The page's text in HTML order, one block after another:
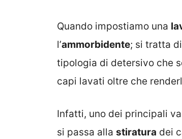
Quando impostiamo una
l’ammorbidente; si tratta
tipologia di detersivo che
capi lavati oltre che
Infatti, uno dei principali
si passa alla stiratura dei